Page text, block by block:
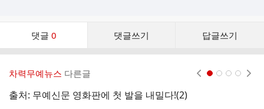
댓글 0 댓글쓰기 답글쓰기
댓
차력무예뉴스 다른글
출처: 무예신문 영화판에 첫 발을 내밀다!(2)